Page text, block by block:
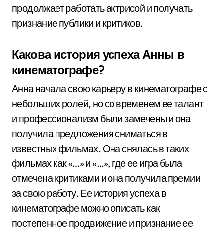
продолжает работать актрисой и получать
признание публики и критиков.
Какова история успеха Анны в
кинематографе?
Анна начала свою карьеру в кинематографе с
небольших ролей, но со временем ее талант
и профессионализм были замечены и она
получила предложения сниматься в
известных фильмах. Она снялась в таких
фильмах как «…» и «…», где ее игра была
отмечена критиками и она получила премии
за свою работу. Ее история успеха в
кинематографе можно описать как
постепенное продвижение и признание ее